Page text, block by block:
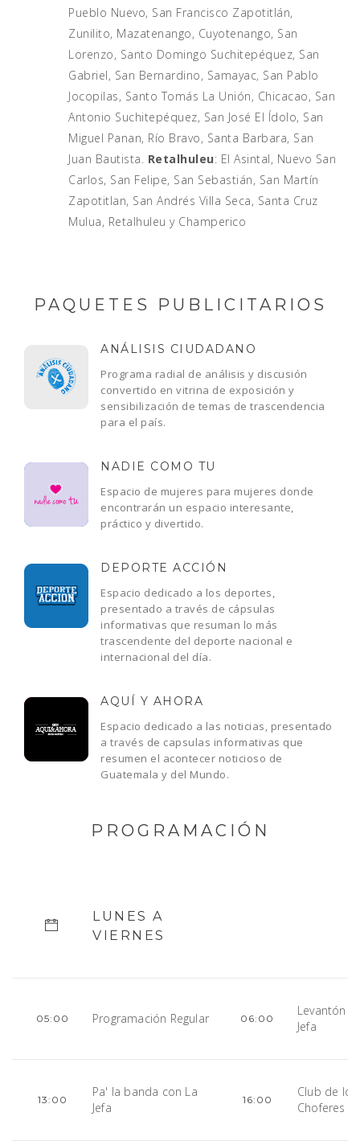
Pueblo Nuevo, San Francisco Zapotitlán,
Zunilito, Mazatenango, Cuyotenango, San
Lorenzo, Santo Domingo Suchitepéquez, San
Gabriel, San Bernardino, Samayac, San Pablo
Jocopilas, Santo Tomás La Unión, Chicacao, San
Antonio Suchitepéquez, San José El Ídolo, San
Miguel Panan, Río Bravo, Santa Barbara, San
Juan Bautista. Retalhuleu: El Asintal, Nuevo San
Carlos, San Felipe, San Sebastián, San Martín
Zapotitlan, San Andrés Villa Seca, Santa Cruz
Mulua, Retalhuleu y Champerico
PAQUETES PUBLICITARIOS
ANÁLISIS CIUDADANO
Programa radial de análisis y discusión
convertido en vitrina de exposición y
sensibilización de temas de trascendencia
para el país.
NADIE COMO TU
Espacio de mujeres para mujeres donde
encontrarán un espacio interesante,
práctico y divertido.
DEPORTE ACCIÓN
Espacio dedicado a los deportes,
presentado a través de cápsulas
informativas que resuman lo más
trascendente del deporte nacional e
internacional del día.
AQUÍ Y AHORA
Espacio dedicado a las noticias, presentado
a través de capsulas informativas que
resumen el acontecer noticioso de
Guatemala y del Mundo.
PROGRAMACIÓN
LUNES A
VIERNES
05:00 Programación Regular 06:00
Levantón
Jefa
13:00
Pa' la banda con La
Jefa
16:00
Club de los
Choferes